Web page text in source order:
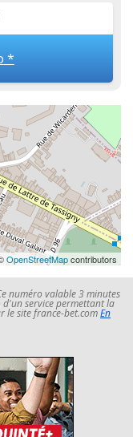
*
OpenStreetMapcontributors
numéro valable 3 minutes
service permettant la
le site france-bet.comEn